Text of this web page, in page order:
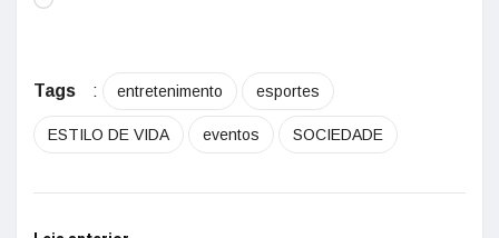
Tags : entretenimento esportes
ESTILO DE VIDA eventos SOCIEDADE